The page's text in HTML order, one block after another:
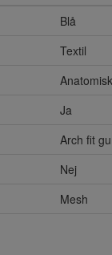
Blå
Textil
Ja
Arch fit
Nej
Mesh